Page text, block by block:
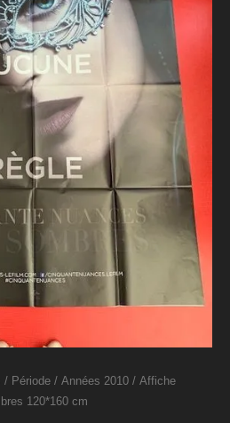
/ Période / Années 2010 / Affiche
120*160 cm